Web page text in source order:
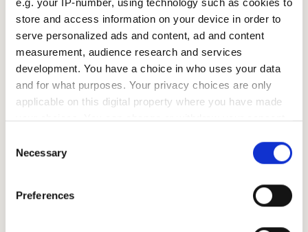
store and access information on your device in order to
serve personalized ads and content, ad and content
measurement, audience research and services
development. You have a choice in who uses your data
and for what purposes. Your privacy choices are only
applicable on this digital property where you have made
your choices. You can change or withdraw your consent
the Privacy trigger icon.
Collect information about your geographical location
Selection
Necessary
Preferences
Undertegnede bekrefter herved at de har lest og
forstått vilkårene i dette gjeldsbrevet.
Signatur låntaker
Dato: _____________________
Vilkår og betingelser